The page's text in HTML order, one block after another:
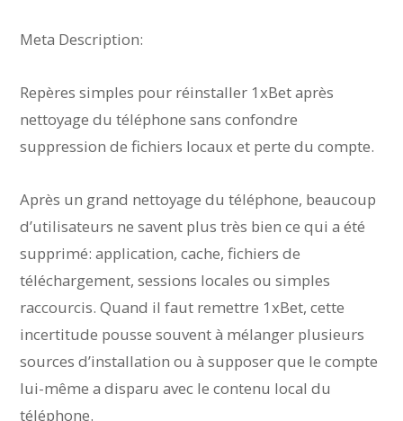
Meta Description:
Repères simples pour réinstaller 1xBet après
nettoyage du téléphone sans confondre
suppression de fichiers locaux et perte du compte.
Après un grand nettoyage du téléphone, beaucoup
d’utilisateurs ne savent plus très bien ce qui a été
supprimé: application, cache, fichiers de
téléchargement, sessions locales ou simples
raccourcis. Quand il faut remettre 1xBet, cette
incertitude pousse souvent à mélanger plusieurs
sources d’installation ou à supposer que le compte
lui-même a disparu avec le contenu local du
téléphone.